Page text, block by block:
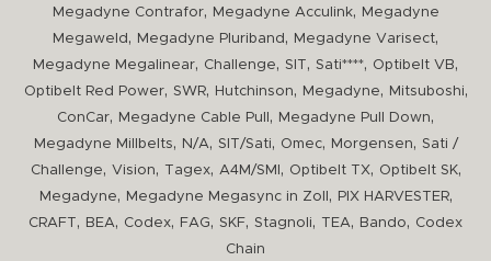
Megadyne Contrafor, Megadyne Acculink,
Megadyne
Megaweld , Megadyne Pluriband , Megadyne Varisect,
Megadyne Megalinear, Challenge, SIT , Sati****, Optibelt VB,
Optibelt Red Power, SWR, Hutchinson, Megadyne, Mitsuboshi,
ConCar, Megadyne Cable Pull , Megadyne Pull Down,
Megadyne Millbelts, N/A, SIT/Sati, Omec, Morgensen, Sati /
Challenge, Vision, Tagex, A4M/SMI , Optibelt TX, Optibelt SK,
Megadyne, Megadyne Megasync in Zoll , PIX HARVESTER,
CRAFT , BEA, Codex, FAG, SKF, Stagnoli, TEA, Bando, Codex
Chain